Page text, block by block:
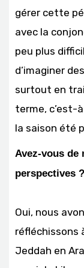
gérer cette
avec la
peu plus
d’imaginer
surtout en
terme, c’est-
la saison été
Avez-vous de
perspectives ?
Oui, nous
réfléchissons
Jeddah en